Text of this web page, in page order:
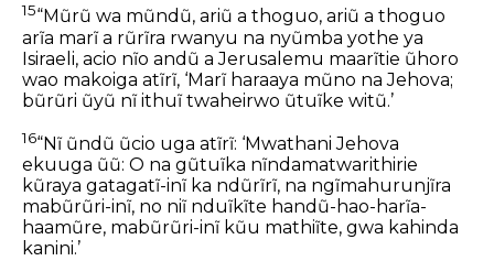
15“Mũrũ wa mũndũ, ariũ a thoguo, ariũ a thoguo
arĩa marĩ a rũrĩra rwanyu na nyũmba yothe ya
Isiraeli, acio nĩo andũ a Jerusalemu maarĩtie ũhoro
wao makoiga atĩrĩ, ‘Marĩ haraaya mũno na Jehova;
bũrũri ũyũ nĩ ithuĩ twaheirwo ũtuĩke witũ.’
16“Nĩ ũndũ ũcio uga atĩrĩ: ‘Mwathani Jehova
ekuuga ũũ: O na gũtuĩka nĩndamatwarithirie
kũraya gatagatĩ-inĩ ka ndũrĩrĩ, na ngĩmahurunjĩra
mabũrũri-inĩ, no niĩ nduĩkĩte handũ-hao-harĩa-
haamũre, mabũrũri-inĩ kũu mathiĩte, gwa kahinda
kanini.’